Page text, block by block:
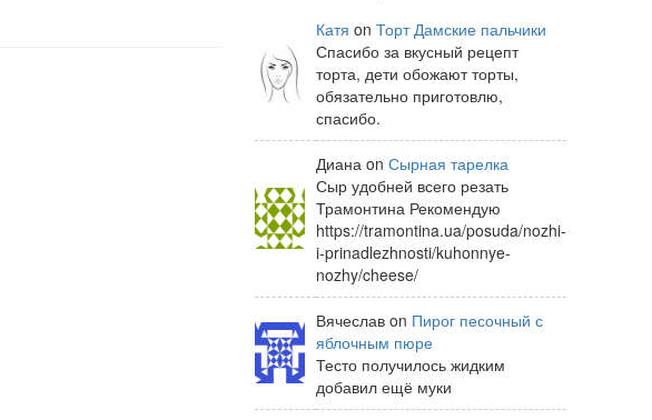
Катя on Торт Дамские пальчики
Спасибо за вкусный рецепт
торта, дети обожают торты,
обязательно приготовлю,
спасибо.
Диана on Сырная тарелка
Сыр удобней всего резать
Трамонтина Рекомендую
https://tramontina.ua/posuda/nozhi-
i-prinadlezhnosti/kuhonnye-
nozhy/cheese/
Вячеслав on Пирог песочный с
яблочным пюре
Тесто получилось жидким
добавил ещё муки